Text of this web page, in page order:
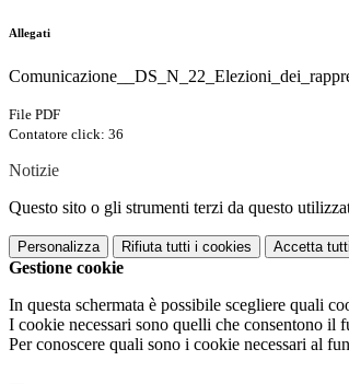
Allegati
File PDF
Contatore click: 36
Notizie
Questo sito o gli strumenti terzi da questo
Personalizza Rifiuta tutti i cookies Accetta tutti
Gestione cookie
In questa schermata è possibile scegliere quali
I cookie necessari sono quelli che consentono il
Per conoscere quali sono i cookie necessari al